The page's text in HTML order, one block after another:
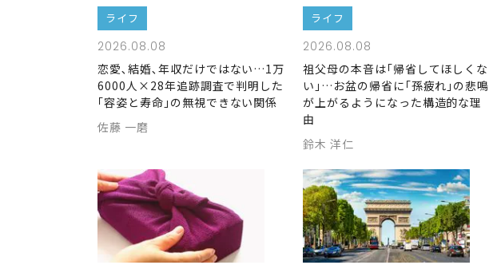
ライフ
2026.08.08
恋愛､結婚､年収だけではない…1万
6000人×28年追跡調査で判明した
｢容姿と寿命｣の無視できない関係
佐藤 一磨
ライフ
2026.08.08
祖父母の本音は｢帰省してほしくな
い｣…お盆の帰省に｢孫疲れ｣の悲鳴
が上がるようになった構造的な理
由
鈴木 洋仁